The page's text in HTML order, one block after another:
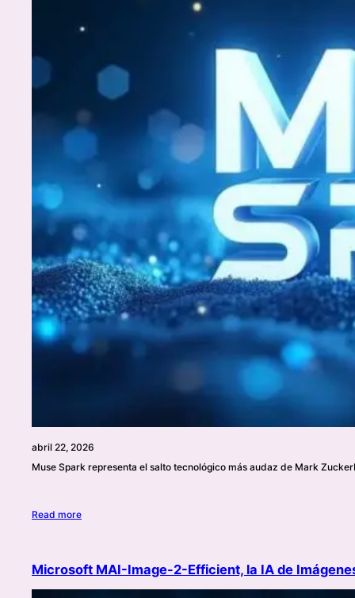
abril 22, 2026
Muse Spark representa el salto tecnológico más audaz de Mark
Read more
Microsoft MAI-Image-2-Efficient, la IA de